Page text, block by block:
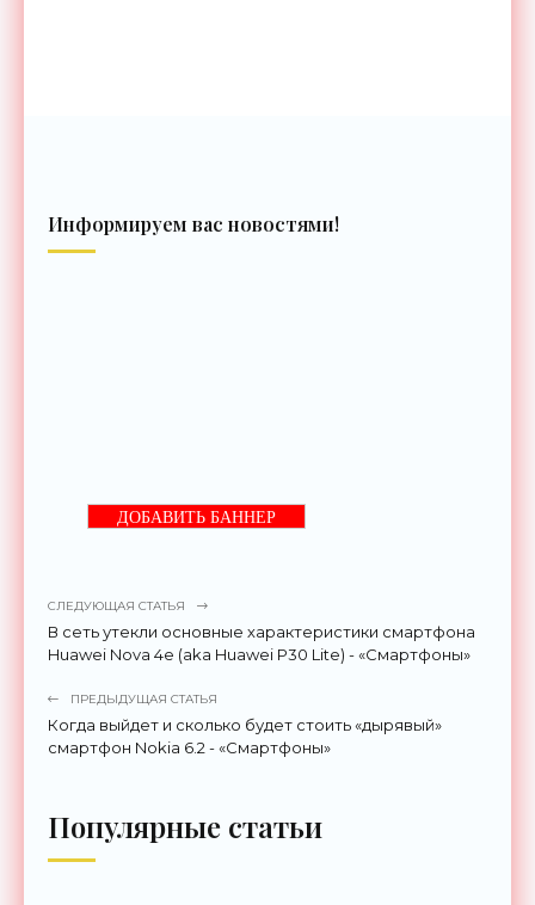
Информируем вас новостями!
ДОБАВИТЬ БАННЕР
СЛЕДУЮЩАЯ СТАТЬЯ
В сеть утекли основные характеристики смартфона
Huawei Nova 4e (aka Huawei P30 Lite) - «Смартфоны»
ПРЕДЫДУЩАЯ СТАТЬЯ
Когда выйдет и сколько будет стоить «дырявый»
смартфон Nokia 6.2 - «Смартфоны»
Популярные статьи